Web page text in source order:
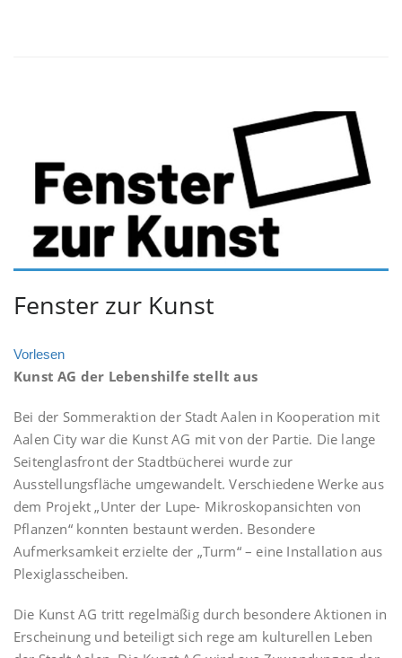
Fenster zur Kunst
Vorlesen
Kunst AG der Lebenshilfe stellt aus
Bei der Sommeraktion der Stadt Aalen in Kooperation mit
Aalen City war die Kunst AG mit von der Partie. Die lange
Seitenglasfront der Stadtbücherei wurde zur
Ausstellungsfläche umgewandelt. Verschiedene Werke aus
dem Projekt „Unter der Lupe- Mikroskopansichten von
Pflanzen“ konnten bestaunt werden. Besondere
Aufmerksamkeit erzielte der „Turm“ – eine Installation aus
Plexiglasscheiben.
Die Kunst AG tritt regelmäßig durch besondere Aktionen in
Erscheinung und beteiligt sich rege am kulturellen Leben